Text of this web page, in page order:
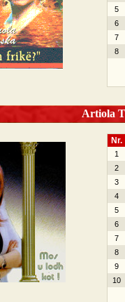
5
6
7
8
Artiola
Nr.
1
2
3
4
5
6
7
8
9
10